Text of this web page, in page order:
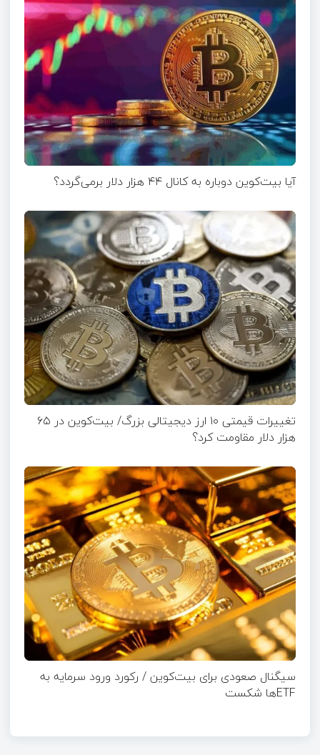
آیا بیت‌کوین دوباره به کانال ۴۴ هزار دلار برمی‌گردد؟
تغییرات قیمتی ۱۰ ارز دیجیتالی بزرگ/ بیت‌کوین در ۶۵
هزار دلار مقاومت کرد؟
سیگنال صعودی برای بیت‌کوین / رکورد ورود سرمایه به
ETFها شکست